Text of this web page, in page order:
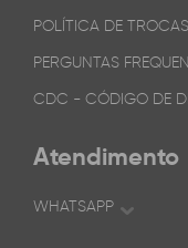
POLÍTICA DE
PERGUNTAS
CDC - CÓDIGO DE
Atendimento
WHATSAPP